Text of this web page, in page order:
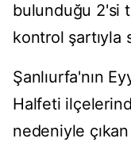
bulunduğu 2'si
kontrol şartıyla
Şanlıurfa'nın
Halfeti
nedeniyle